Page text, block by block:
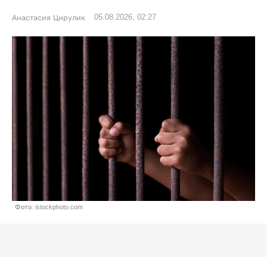
Анастасия Цирулик 05.08.2026, 02:27
Фото: istockphoto.com